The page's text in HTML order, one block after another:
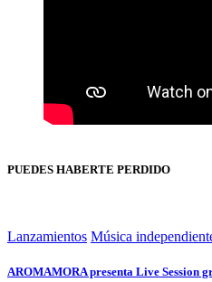
PUEDES HABERTE PERDIDO
Lanzamientos Música
AROMAMORA presenta Live Session